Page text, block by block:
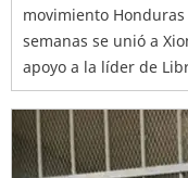
movimiento
semanas se unió a
apoyo a la líder de